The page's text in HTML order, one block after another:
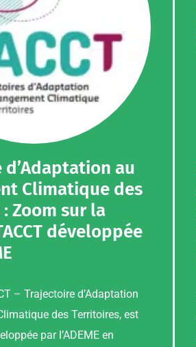
au
Climatique des
Zoom sur la
développée
– Trajectoire d’Adaptation
des Territoires, est
par l’ADEME en